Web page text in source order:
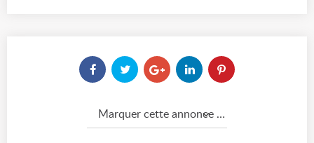
Marquer cette annonce comme...